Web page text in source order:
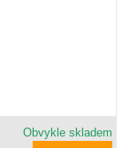
Obvykle skladem